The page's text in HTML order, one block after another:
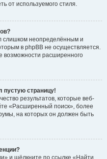
от используемого стиля.
слишком неопределённым и
в phpBB не осуществляется.
возможности расширенного
пустую страницу!
результатов, которые веб-
«Расширенный поиск», более
на которых он должен быть
и щёлкните по ссылке «Найти